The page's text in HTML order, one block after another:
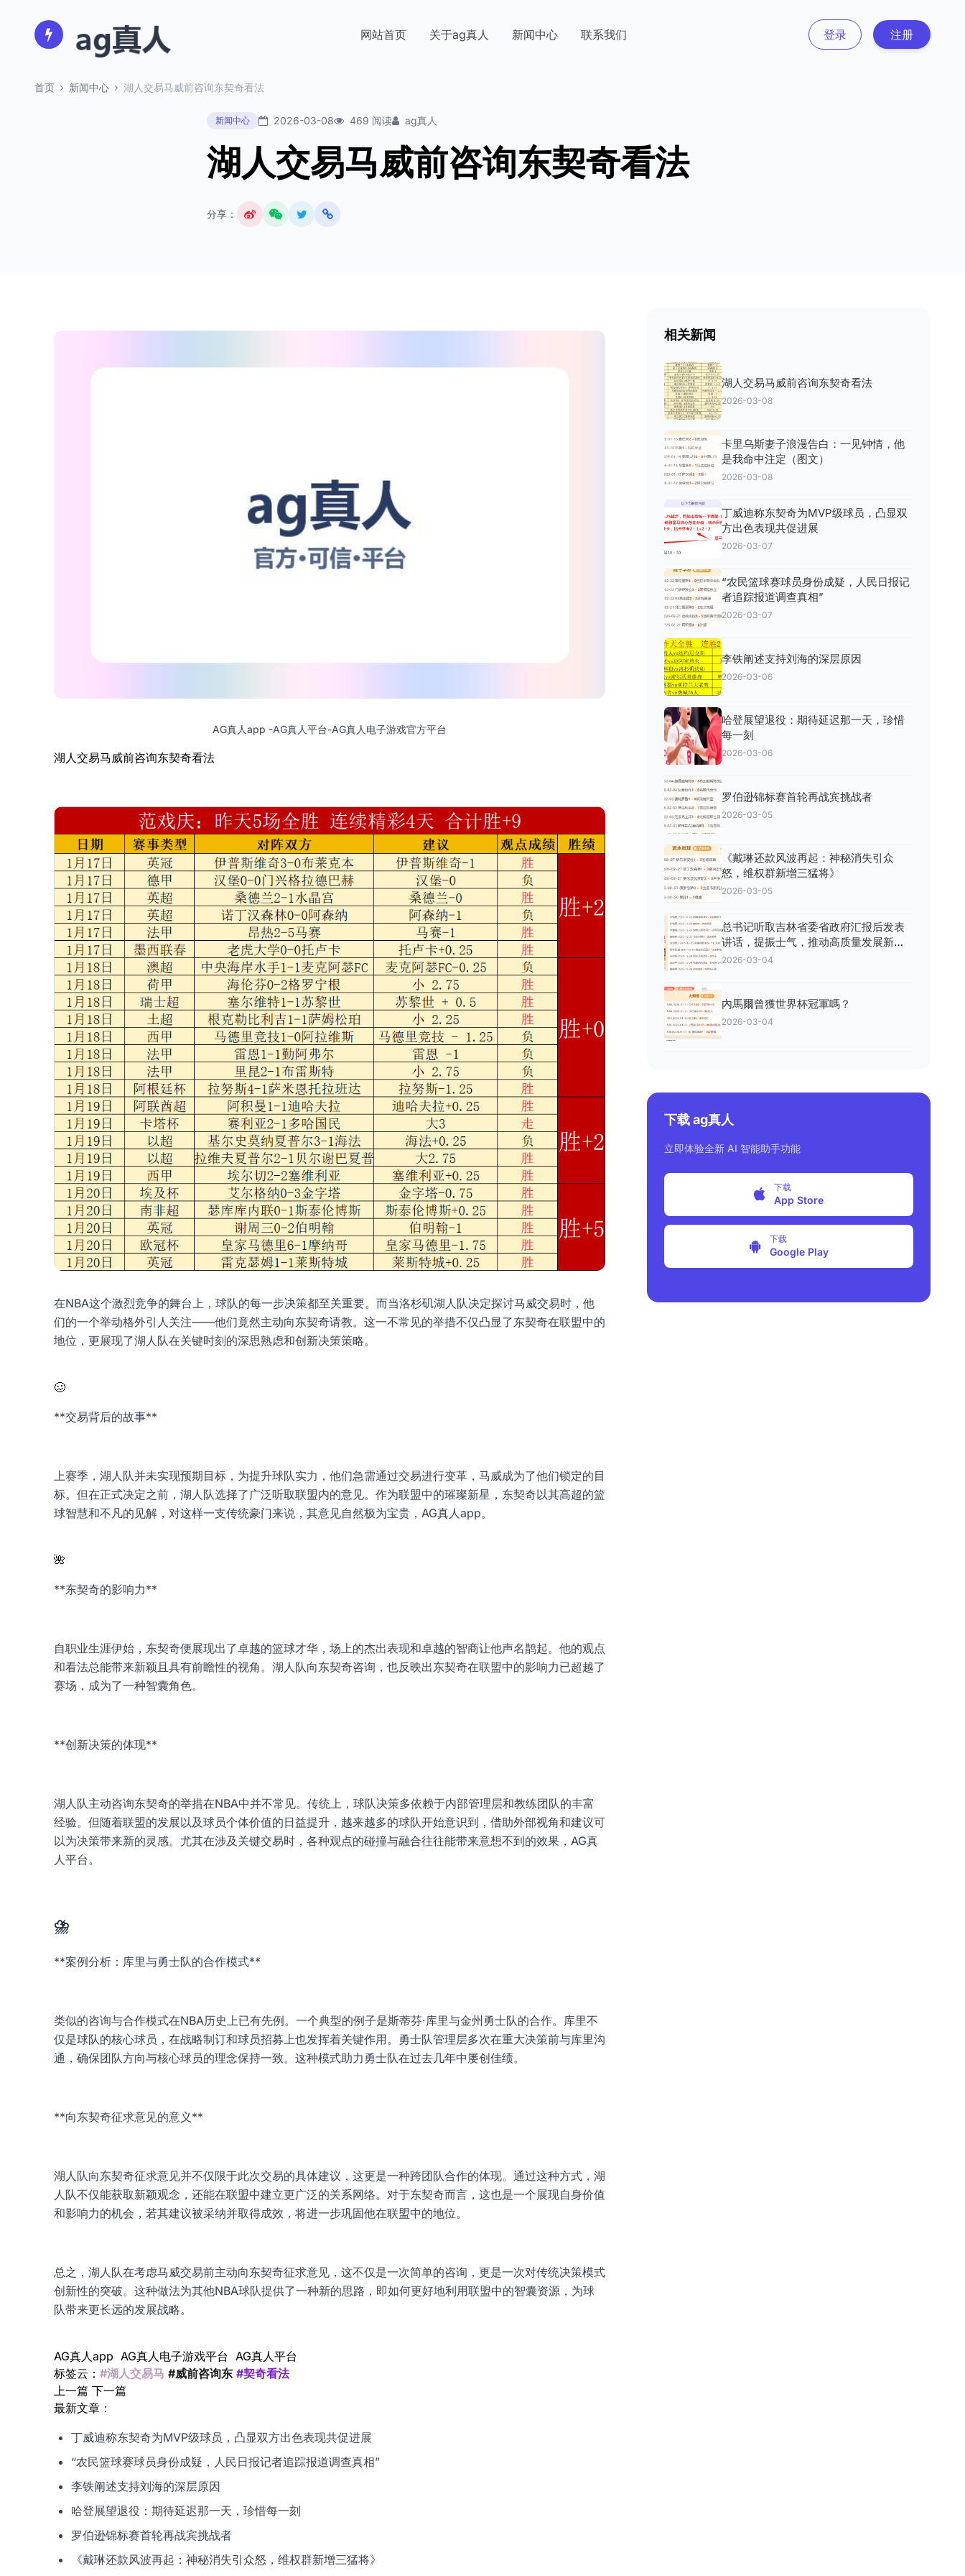
网站首页 关于ag真人 新闻中心 联系我们 登录 注册
首页 新闻中心 湖人交易马威前咨询东契奇看法
新闻中心 2026-03-08 469 阅读 ag真人
湖人交易马威前咨询东契奇看法
分享：
AG真人app -AG真人平台-AG真人电子游戏官方平台
湖人交易马威前咨询东契奇看法
在NBA这个激烈竞争的舞台上，球队的每一步决策都至关重要。而当洛杉矶湖人队决定探讨马威交易时，他
们的一个举动格外引人关注——他们竟然主动向东契奇请教。这一不常见的举措不仅凸显了东契奇在联盟中的
地位，更展现了湖人队在关键时刻的深思熟虑和创新决策策略。
🥴
**交易背后的故事**
上赛季，湖人队并未实现预期目标，为提升球队实力，他们急需通过交易进行变革，马威成为了他们锁定的目
标。但在正式决定之前，湖人队选择了广泛听取联盟内的意见。作为联盟中的璀璨新星，东契奇以其高超的篮
球智慧和不凡的见解，对这样一支传统豪门来说，其意见自然极为宝贵， AG真人app。
🌺
**东契奇的影响力**
自职业生涯伊始，东契奇便展现出了卓越的篮球才华，场上的杰出表现和卓越的智商让他声名鹊起。他的观点
和看法总能带来新颖且具有前瞻性的视角。湖人队向东契奇咨询，也反映出东契奇在联盟中的影响力已超越了
赛场，成为了一种智囊角色。
**创新决策的体现**
湖人队主动咨询东契奇的举措在NBA中并不常见。传统上，球队决策多依赖于内部管理层和教练团队的丰富
经验。但随着联盟的发展以及球员个体价值的日益提升，越来越多的球队开始意识到，借助外部视角和建议可
以为决策带来新的灵感。尤其在涉及关键交易时，各种观点的碰撞与融合往往能带来意想不到的效果， AG真
人平台。
⛈️
**案例分析：库里与勇士队的合作模式**
类似的咨询与合作模式在NBA历史上已有先例。一个典型的例子是斯蒂芬·库里与金州勇士队的合作。库里不
仅是球队的核心球员，在战略制订和球员招募上也发挥着关键作用。勇士队管理层多次在重大决策前与库里沟
通，确保团队方向与核心球员的理念保持一致。这种模式助力勇士队在过去几年中屡创佳绩。
**向东契奇征求意见的意义**
湖人队向东契奇征求意见并不仅限于此次交易的具体建议，这更是一种跨团队合作的体现。通过这种方式，湖
人队不仅能获取新颖观念，还能在联盟中建立更广泛的关系网络。对于东契奇而言，这也是一个展现自身价值
和影响力的机会，若其建议被采纳并取得成效，将进一步巩固他在联盟中的地位。
总之，湖人队在考虑马威交易前主动向东契奇征求意见，这不仅是一次简单的咨询，更是一次对传统决策模式
创新性的突破。这种做法为其他NBA球队提供了一种新的思路，即如何更好地利用联盟中的智囊资源，为球
队带来更长远的发展战略。
AG真人app AG真人电子游戏平台 AG真人平台
标签云： #湖人交易马 #威前咨询东 #契奇看法
上一篇 下一篇
最新文章：
丁威迪称东契奇为MVP级球员，凸显双方出色表现共促进展
“农民篮球赛球员身份成疑，人民日报记者追踪报道调查真相”
李铁阐述支持刘海的深层原因
哈登展望退役：期待延迟那一天，珍惜每一刻
罗伯逊锦标赛首轮再战宾挑战者
《戴琳还款风波再起：神秘消失引众怒，维权群新增三猛将》
相关新闻
湖人交易马威前咨询东契奇看法
2026-03-08
卡里乌斯妻子浪漫告白：一见钟情，他
是我命中注定（图文）
2026-03-08
丁威迪称东契奇为MVP级球员，凸显双
方出色表现共促进展
2026-03-07
“农民篮球赛球员身份成疑，人民日报记
者追踪报道调查真相”
2026-03-07
李铁阐述支持刘海的深层原因
2026-03-06
哈登展望退役：期待延迟那一天，珍惜
每一刻
2026-03-06
罗伯逊锦标赛首轮再战宾挑战者
2026-03-05
《戴琳还款风波再起：神秘消失引众
怒，维权群新增三猛将》
2026-03-05
总书记听取吉林省委省政府汇报后发表
讲话，提振士气，推动高质量发展新篇
章
2026-03-04
內馬爾曾獲世界杯冠軍嗎？
2026-03-04
下载 ag真人
立即体验全新 AI 智能助手功能
下载
App Store
下载
Google Play